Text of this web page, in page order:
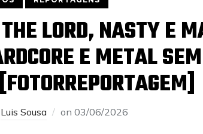
LORD, NASTY E
E METAL
Luis Sousa on 03/06/2026